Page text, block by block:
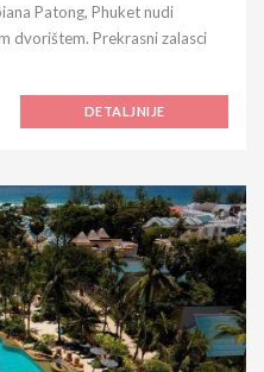
Patong, Phuket nudi
dvorištem. Prekrasni zalasci
DETALJNIJE